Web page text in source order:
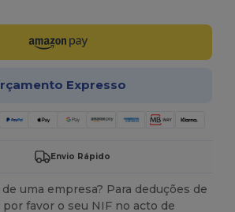
Expresso
Envio Rápido
uma empresa? Para deduções de
favor o seu NIF no acto de